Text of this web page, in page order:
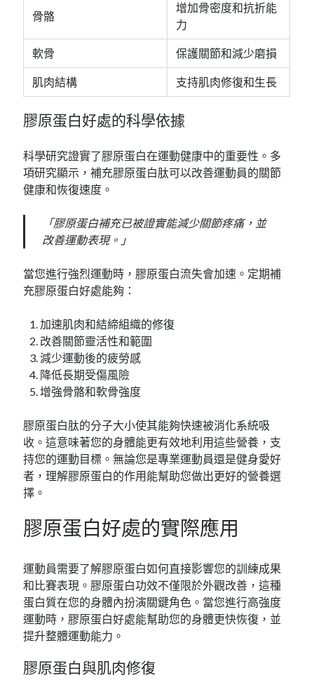
骨骼
增加骨密度和抗折能
力
軟骨 保護關節和減少磨損
肌肉結構 支持肌肉修復和生長
膠原蛋白好處的科學依據
科學研究證實了膠原蛋白在運動健康中的重要性。多
項研究顯示，補充膠原蛋白肽可以改善運動員的關節
健康和恢復速度。
「膠原蛋白補充已被證實能減少關節疼痛，並
改善運動表現。」
當您進行強烈運動時，膠原蛋白流失會加速。定期補
充膠原蛋白好處能夠：
加速肌肉和結締組織的修復
改善關節靈活性和範圍
減少運動後的疲勞感
降低長期受傷風險
增強骨骼和軟骨強度
膠原蛋白肽的分子大小使其能夠快速被消化系統吸
收。這意味著您的身體能更有效地利用這些營養，支
持您的運動目標。無論您是專業運動員還是健身愛好
者，理解膠原蛋白的作用能幫助您做出更好的營養選
擇。
膠原蛋白好處的實際應用
運動員需要了解膠原蛋白如何直接影響您的訓練成果
和比賽表現。膠原蛋白功效不僅限於外觀改善，這種
蛋白質在您的身體內扮演關鍵角色。當您進行高強度
運動時，膠原蛋白好處能幫助您的身體更快恢復，並
提升整體運動能力。
膠原蛋白與肌肉修復